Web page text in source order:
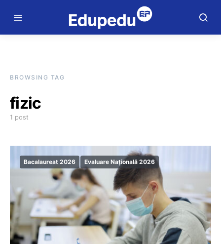
BROWSING TAG
fizic
1 post
Bacalaureat 2026 Evaluare Națională 2026